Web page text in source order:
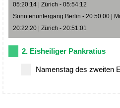
05:20:14 | Zürich - 05:54:12
Sonntenuntergang Berlin - 20:50:00 |
20:22:20 | Zürich - 20:51:01
2. Eisheiliger Pankratius
Namenstag des zweiten